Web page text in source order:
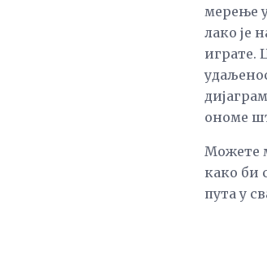
мерење
лако је
играте.
ономе
Можете
како би
пута у